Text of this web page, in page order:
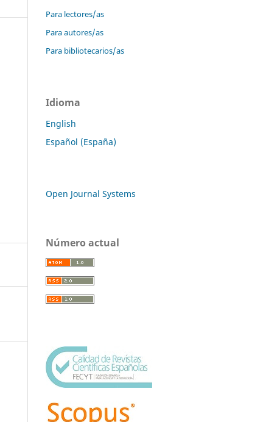
Para lectores/as
Para autores/as
Para bibliotecarios/as
Idioma
English
Español (España)
Open Journal Systems
Número actual